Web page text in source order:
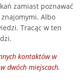
zamiast poznawać
znajomymi. Albo
Tracąc w ten
kontaktów w
dwóch miejscach.